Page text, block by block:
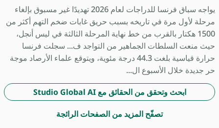
يواجه سباق فرنسا للدراجات لعام 2026 تهديدًا غير مسبوق بإلغاء
مرحلة لأول مرة في تاريخه بسبب حريق غابات ضخم التهم أكثر من
1500 هكتار بالقرب من خط نهاية المرحلة الثالثة في ليس أنجل،
حيث منعت السلطات الجماهير من التواجد ف... سجلت فرنسا
حرارة قياسية بلغت 44.3 درجة مئوية، ويتوقع علماء الأرصاد موجة
حر جديدة خلال الأسبوع ال...
ابحث وتحقق من الحقائق مع Studio Global AI
تصفّح المزيد من الصفحات الرائجة